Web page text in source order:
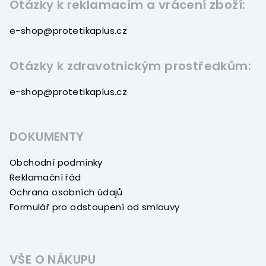
Otázky k reklamacím a vrácení zboží:
e-shop@protetikaplus.cz
Otázky k zdravotnickým prostředkům:
e-shop@protetikaplus.cz
DOKUMENTY
Obchodní podmínky
Reklamační řád
Ochrana osobních údajů
Formulář pro odstoupení od smlouvy
VŠE O NÁKUPU